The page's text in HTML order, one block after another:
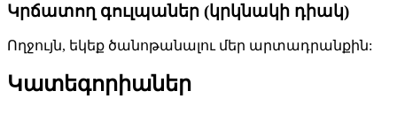
Կրճատող գուլպաներ (կրկնակի դիակ)
Ողջույն, եկեք ծանոթանալու մեր արտադրանքին:
Կատեգորիաներ